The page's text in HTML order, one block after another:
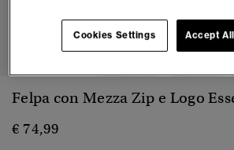
1 2 4 5
Felpa con Mezza Zip e Logo
€ 74,99
Cookies Settings Accept